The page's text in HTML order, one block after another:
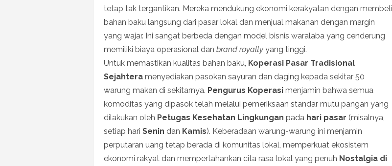
tetap tak tergantikan. Mereka mendukung ekonomi kerakyatan dengan membeli
bahan baku langsung dari pasar lokal dan menjual makanan dengan margin
yang wajar. Ini sangat berbeda dengan model bisnis waralaba yang cenderung
memiliki biaya operasional dan brand royalty yang tinggi.
Untuk memastikan kualitas bahan baku, Koperasi Pasar Tradisional
Sejahtera menyediakan pasokan sayuran dan daging kepada sekitar 50
warung makan di sekitarnya. Pengurus Koperasi menjamin bahwa semua
komoditas yang dipasok telah melalui pemeriksaan standar mutu pangan yang
dilakukan oleh Petugas Kesehatan Lingkungan pada hari pasar (misalnya,
setiap hari Senin dan Kamis). Keberadaan warung-warung ini menjamin
perputaran uang tetap berada di komunitas lokal, memperkuat ekosistem
ekonomi rakyat dan mempertahankan cita rasa lokal yang penuh Nostalgia di